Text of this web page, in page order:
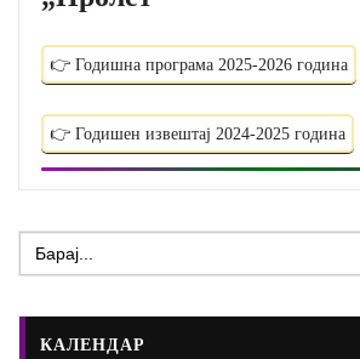
👉 Годишна програма 2025-2026 година
👉 Годишен извештај 2024-2025 година
Search
for:
КАЛЕНДАР